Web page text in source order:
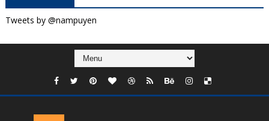
Tweets by @nampuyen